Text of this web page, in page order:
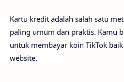
Kartu kredit adalah salah satu
paling umum dan praktis. Kamu
untuk membayar koin TikTok
website.